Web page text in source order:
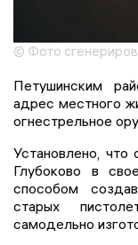
© Фото
Петушинским
адрес местного
огнестрельное
Установлено,
Глубоково в
способом
старых
самодельно